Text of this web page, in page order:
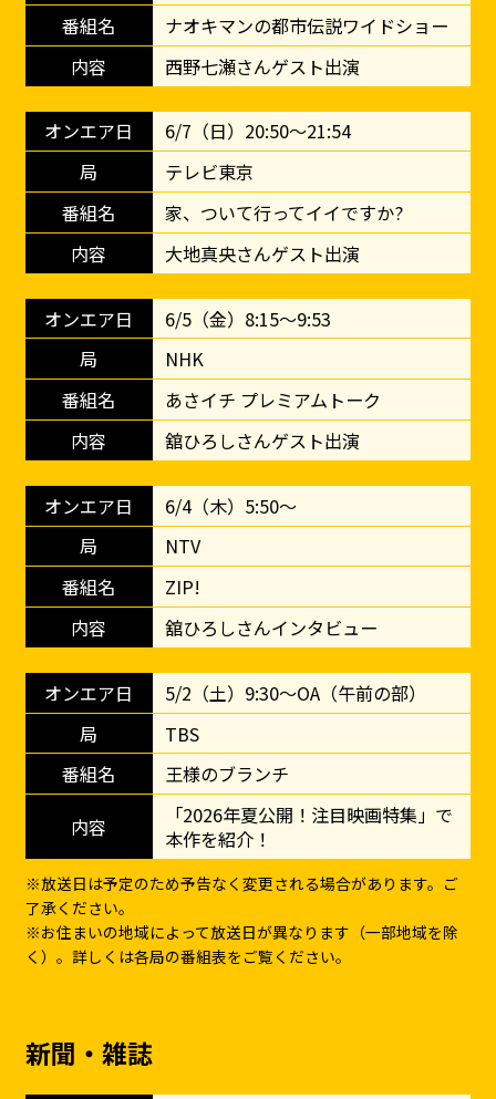
ナオキマンの都市伝説ワイドショー
西野七瀬さんゲスト出演
6/7（日）20:50～21:54
テレビ東京
家、ついて行ってイイですか?
大地真央さんゲスト出演
6/5（金）8:15〜9:53
NHK
あさイチ プレミアムトーク
舘ひろしさんゲスト出演
6/4（木）5:50～
NTV
ZIP!
舘ひろしさんインタビュー
5/2（土）9:30～OA（午前の部）
TBS
王様のブランチ
「2026年夏公開！注目映画特集」で
本作を紹介！
※放送日は予定のため予告なく変更される場合があります。ご
了承ください。
※お住まいの地域によって放送日が異なります（一部地域を除
く）。詳しくは各局の番組表をご覧ください。
新聞・雑誌